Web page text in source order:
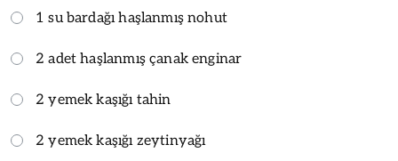
1 su bardağı haşlanmış nohut
2 adet haşlanmış çanak enginar
2 yemek kaşığı tahin
2 yemek kaşığı zeytinyağı